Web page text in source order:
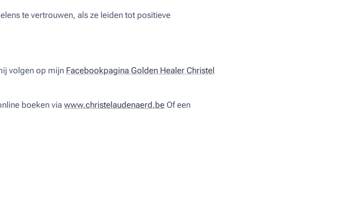
te vertrouwen, als ze leiden tot positieve
volgen op mijn Facebookpagina Golden Healer Christel
boeken via www.christelaudenaerd.be Of een